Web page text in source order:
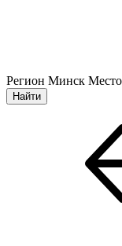
Регион Минск